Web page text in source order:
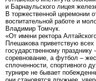
и Барнаульского лицея
В торжественной церемонии
воспитательной работе и
Владимир Томчук.
«От имени ректора
Плешакова приветствую
государственному
соревнование, а футбол –
сплоченности, спортивного
турнире не бывает